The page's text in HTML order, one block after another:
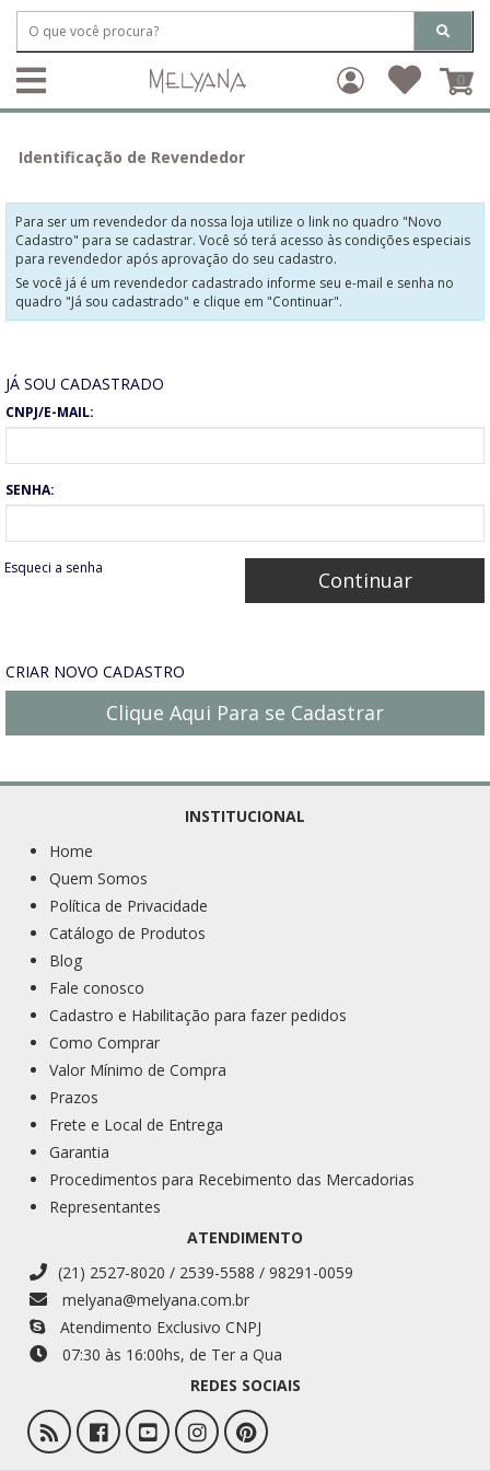
0
Identificação de Revendedor
Para ser um revendedor da nossa loja utilize o link no quadro "Novo
Cadastro" para se cadastrar. Você só terá acesso às condições especiais
para revendedor após aprovação do seu cadastro.
Se você já é um revendedor cadastrado informe seu e-mail e senha no
quadro "Já sou cadastrado" e clique em "Continuar".
JÁ SOU CADASTRADO
CNPJ/E-MAIL:
SENHA:
Esqueci a senha
CRIAR NOVO CADASTRO
Clique Aqui Para se Cadastrar
INSTITUCIONAL
Home
Quem Somos
Política de Privacidade
Catálogo de Produtos
Blog
Fale conosco
Cadastro e Habilitação para fazer pedidos
Como Comprar
Valor Mínimo de Compra
Prazos
Frete e Local de Entrega
Garantia
Procedimentos para Recebimento das Mercadorias
Representantes
ATENDIMENTO
(21) 2527-8020 / 2539-5588 / 98291-0059
melyana@melyana.com.br
Atendimento Exclusivo CNPJ
07:30 às 16:00hs, de Ter a Qua
REDES SOCIAIS